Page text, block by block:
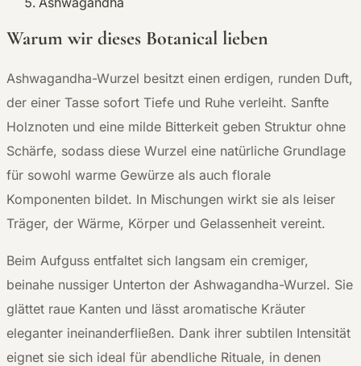
Warum wir dieses Botanical lieben
Ashwagandha-Wurzel besitzt einen erdigen, runden Duft,
der einer Tasse sofort Tiefe und Ruhe verleiht. Sanfte
Holznoten und eine milde Bitterkeit geben Struktur ohne
Schärfe, sodass diese Wurzel eine natürliche Grundlage
für sowohl warme Gewürze als auch florale
Komponenten bildet. In Mischungen wirkt sie als leiser
Träger, der Wärme, Körper und Gelassenheit vereint.
Beim Aufguss entfaltet sich langsam ein cremiger,
beinahe nussiger Unterton der Ashwagandha-Wurzel. Sie
glättet raue Kanten und lässt aromatische Kräuter
eleganter ineinanderfließen. Dank ihrer subtilen Intensität
eignet sie sich ideal für abendliche Rituale, in denen